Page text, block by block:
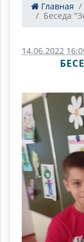
Главная
Беседа
14.06.2022